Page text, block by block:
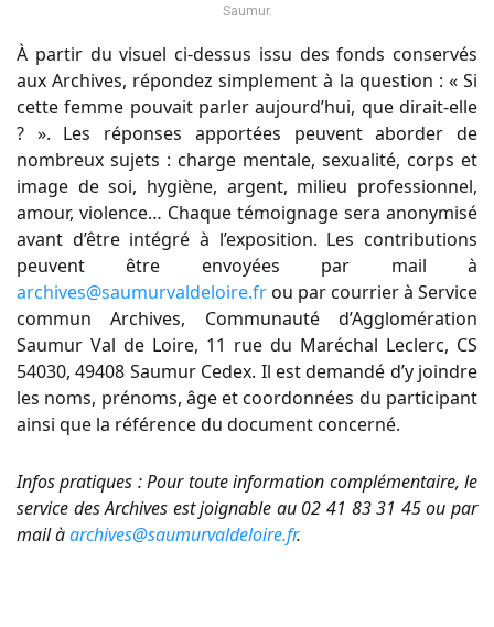
Saumur.
À partir du visuel ci-dessus issu des fonds conservés
aux Archives, répondez simplement à la question : « Si
cette femme pouvait parler aujourd’hui, que dirait-elle
? ». Les réponses apportées peuvent aborder de
nombreux sujets : charge mentale, sexualité, corps et
image de soi, hygiène, argent, milieu professionnel,
amour, violence… Chaque témoignage sera anonymisé
avant d’être intégré à l’exposition. Les contributions
peuvent être envoyées par mail à
archives@saumurvaldeloire.frou par courrier à Service
commun Archives, Communauté d’Agglomération
Saumur Val de Loire, 11 rue du Maréchal Leclerc, CS
54030, 49408 Saumur Cedex. Il est demandé d’y joindre
les noms, prénoms, âge et coordonnées du participant
ainsi que la référence du document concerné.
Infos pratiques : Pour toute information complémentaire, le
service des Archives est joignable au 02 41 83 31 45 ou par
mail àarchives@saumurvaldeloire.fr.